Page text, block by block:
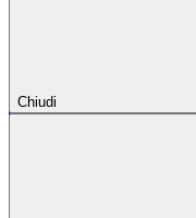
Chiudi